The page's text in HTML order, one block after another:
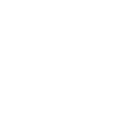
(kWh/å
38
från löv